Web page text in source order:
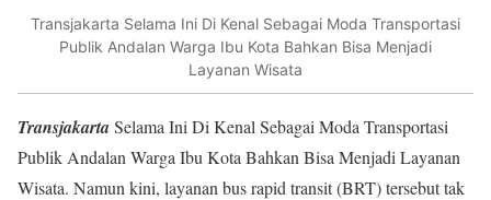
Transjakarta Selama Ini Di Kenal Sebagai Moda Transportasi
Publik Andalan Warga Ibu Kota Bahkan Bisa Menjadi
Layanan Wisata
TransjakartaSelama Ini Di Kenal Sebagai Moda Transportasi
Publik Andalan Warga Ibu Kota Bahkan Bisa Menjadi Layanan
Wisata. Namun kini, layanan bus rapid transit (BRT) tersebut tak